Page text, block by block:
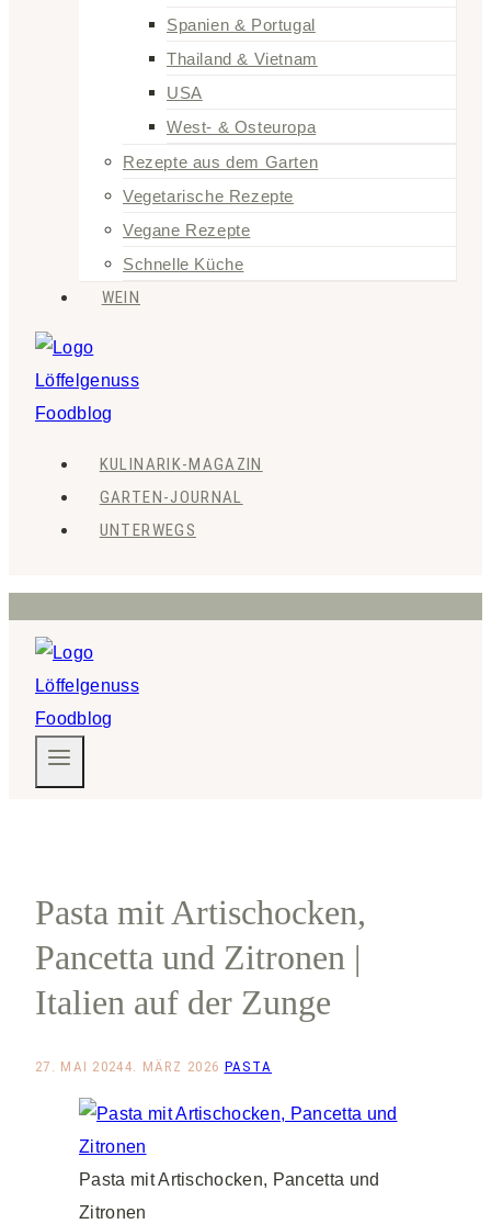
Spanien & Portugal
Thailand & Vietnam
USA
West- & Osteuropa
Rezepte aus dem Garten
Vegetarische Rezepte
Vegane Rezepte
Schnelle Küche
WEIN
KULINARIK-MAGAZIN
GARTEN-JOURNAL
UNTERWEGS
Pasta mit Artischocken,
Pancetta und Zitronen |
Italien auf der Zunge
27. MAI 20244. MÄRZ 2026 PASTA
Pasta mit Artischocken, Pancetta und
Zitronen